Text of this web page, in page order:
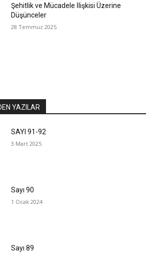
Şehitlik ve Mücadele İlişkisi Üzerine
Düşünceler
28 Temmuz 2025
YAZILAR
SAYI 91-92
3 Mart 2025
Sayı 90
1 Ocak 2024
Sayı 89